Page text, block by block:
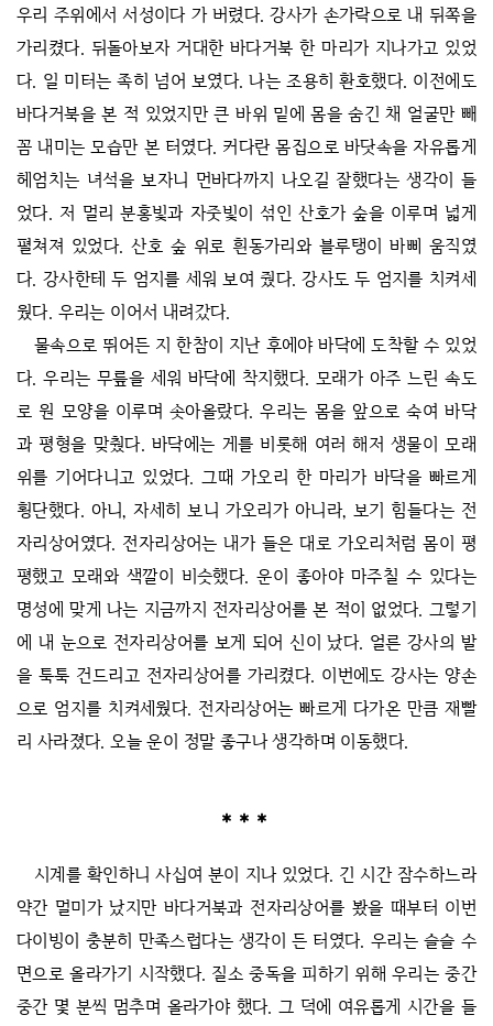
우리 주위에서 서성이다 가 버렸다. 강사가 손가락으로 내 뒤쪽을
가리켰다. 뒤돌아보자 거대한 바다거북 한 마리가 지나가고 있었
다. 일 미터는 족히 넘어 보였다. 나는 조용히 환호했다. 이전에도
바다거북을 본 적 있었지만 큰 바위 밑에 몸을 숨긴 채 얼굴만 빼
꼼 내미는 모습만 본 터였다. 커다란 몸집으로 바닷속을 자유롭게
헤엄치는 녀석을 보자니 먼바다까지 나오길 잘했다는 생각이 들
었다. 저 멀리 분홍빛과 자줏빛이 섞인 산호가 숲을 이루며 넓게
펼쳐져 있었다. 산호 숲 위로 흰동가리와 블루탱이 바삐 움직였
다. 강사한테 두 엄지를 세워 보여 줬다. 강사도 두 엄지를 치켜세
웠다. 우리는 이어서 내려갔다.
물속으로 뛰어든 지 한참이 지난 후에야 바닥에 도착할 수 있었
다. 우리는 무릎을 세워 바닥에 착지했다. 모래가 아주 느린 속도
로 원 모양을 이루며 솟아올랐다. 우리는 몸을 앞으로 숙여 바닥
과 평형을 맞췄다. 바닥에는 게를 비롯해 여러 해저 생물이 모래
위를 기어다니고 있었다. 그때 가오리 한 마리가 바닥을 빠르게
횡단했다. 아니, 자세히 보니 가오리가 아니라, 보기 힘들다는 전
자리상어였다. 전자리상어는 내가 들은 대로 가오리처럼 몸이 평
평했고 모래와 색깔이 비슷했다. 운이 좋아야 마주칠 수 있다는
명성에 맞게 나는 지금까지 전자리상어를 본 적이 없었다. 그렇기
에 내 눈으로 전자리상어를 보게 되어 신이 났다. 얼른 강사의 발
을 툭툭 건드리고 전자리상어를 가리켰다. 이번에도 강사는 양손
으로 엄지를 치켜세웠다. 전자리상어는 빠르게 다가온 만큼 재빨
리 사라졌다. 오늘 운이 정말 좋구나 생각하며 이동했다.
시계를 확인하니 사십여 분이 지나 있었다. 긴 시간 잠수하느라
약간 멀미가 났지만 바다거북과 전자리상어를 봤을 때부터 이번
다이빙이 충분히 만족스럽다는 생각이 든 터였다. 우리는 슬슬 수
면으로 올라가기 시작했다. 질소 중독을 피하기 위해 우리는 중간
중간 몇 분씩 멈추며 올라가야 했다. 그 덕에 여유롭게 시간을 들